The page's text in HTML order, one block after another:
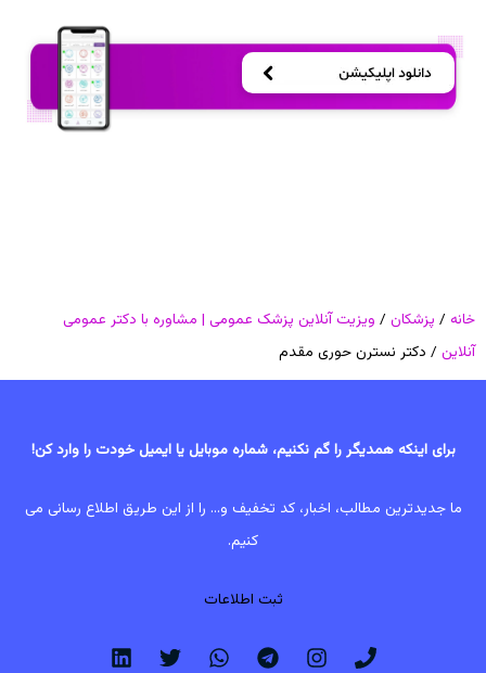
خانه / پزشکان / ویزیت آنلاین پزشک عمومی | مشاوره با دکتر عمومی
آنلاین / دکتر نسترن حوری مقدم
برای اینکه همدیگر را گم نکنیم، شماره موبایل یا ایمیل خودت را وارد کن!
ما جدیدترین مطالب، اخبار، کد تخفیف و... را از این طریق اطلاع رسانی می
کنیم.
ثبت اطلاعات